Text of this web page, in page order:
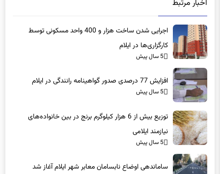
اخبار مرتبط
اجرایی شدن ساخت هزار و 400 واحد مسکونی توسط
کارگزاری‌ها در ایلام
5 سال پیش
افزایش 77 درصدی صدور گواهینامه رانندگی در ایلام
5 سال پیش
توزیع بیش از 6 هزار کیلوگرم برنج در بین خانواده‌های
نیازمند ایلامی
5 سال پیش
ساماندهی اوضاع نابسامان معابر شهر ایلام آغاز شد